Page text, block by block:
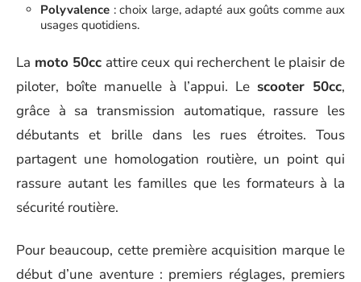
Polyvalence : choix large, adapté aux goûts comme aux
usages quotidiens.
La moto 50cc attire ceux qui recherchent le plaisir de
piloter, boîte manuelle à l’appui. Le scooter 50cc,
grâce à sa transmission automatique, rassure les
débutants et brille dans les rues étroites. Tous
partagent une homologation routière, un point qui
rassure autant les familles que les formateurs à la
sécurité routière.
Pour beaucoup, cette première acquisition marque le
début d’une aventure : premiers réglages, premiers